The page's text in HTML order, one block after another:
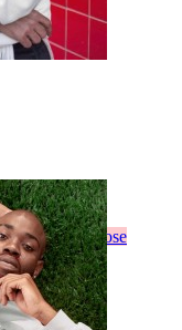
Bleu foncé Rose